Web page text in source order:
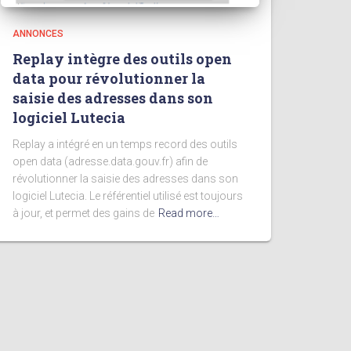
ANNONCES
Replay intègre des outils open
data pour révolutionner la
saisie des adresses dans son
logiciel Lutecia
Replay a intégré en un temps record des outils
open data (adresse.data.gouv.fr) afin de
révolutionner la saisie des adresses dans son
logiciel Lutecia. Le référentiel utilisé est toujours
à jour, et permet des gains de Read more…